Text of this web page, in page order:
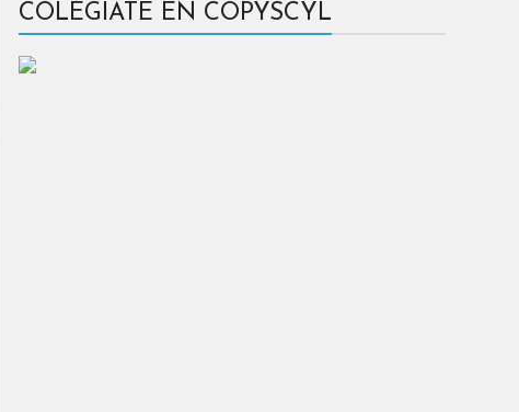
COLÉGIATE EN COPYSCYL